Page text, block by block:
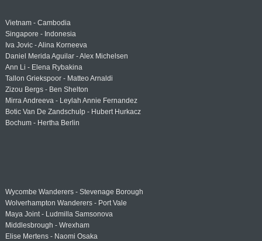
Vietnam - Cambodia
Singapore - Indonesia
Iva Jovic - Alina Korneeva
Daniel Merida Aguilar - Alex Michelsen
Ann Li - Elena Rybakina
Tallon Griekspoor - Matteo Arnaldi
Zizou Bergs - Ben Shelton
Mirra Andreeva - Leylah Annie Fernandez
Botic Van De Zandschulp - Hubert Hurkacz
Bochum - Hertha Berlin
Wycombe Wanderers - Stevenage Borough
Wolverhampton Wanderers - Port Vale
Maya Joint - Ludmilla Samsonova
Middlesbrough - Wrexham
Elise Mertens - Naomi Osaka